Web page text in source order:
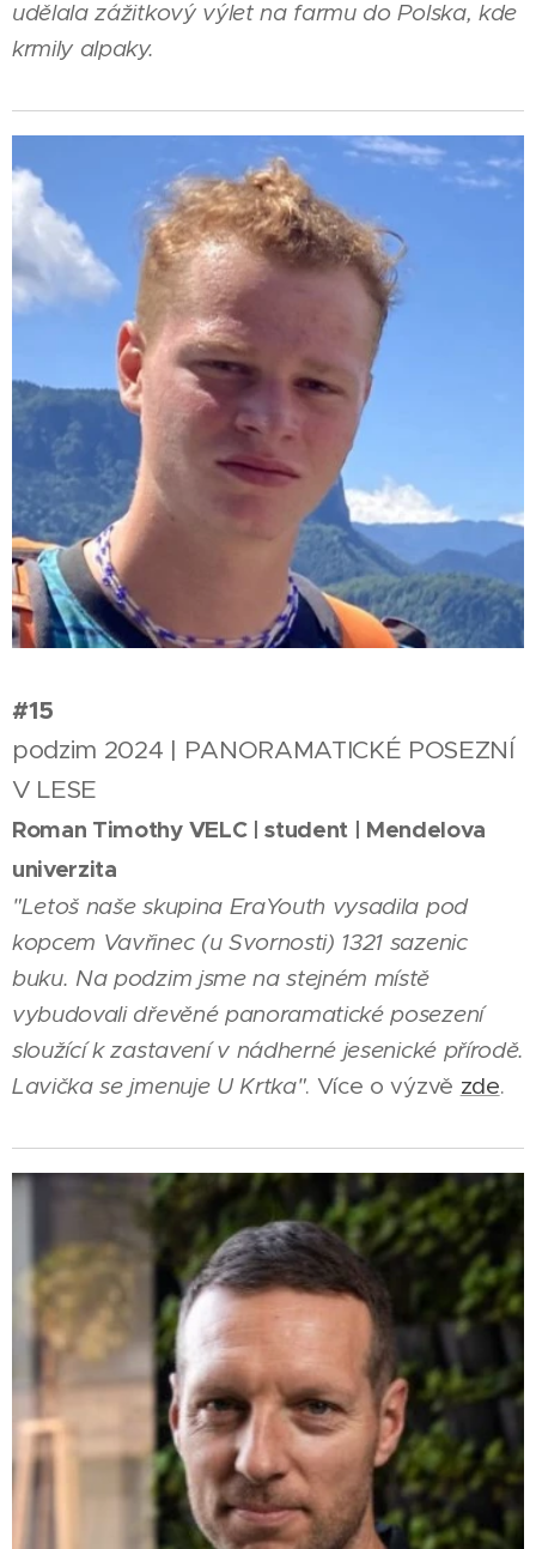
udělala zážitkový výlet na farmu do Polska, kde
krmily alpaky.
#15
podzim 2024 | PANORAMATICKÉ POSEZNÍ
V LESE
Roman Timothy VELC | student | Mendelova
univerzita
"Letoš naše skupina EraYouth vysadila pod
kopcem Vavřinec (u Svornosti) 1321 sazenic
buku. Na podzim jsme na stejném místě
vybudovali dřevěné panoramatické posezení
sloužící k zastavení v nádherné jesenické přírodě.
Lavička se jmenuje U Krtka". Více o výzvě zde.